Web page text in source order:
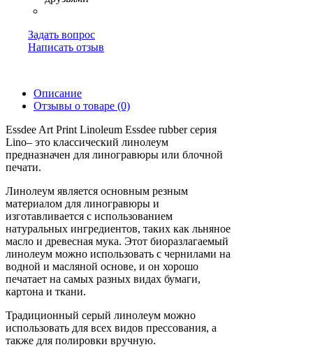
Задать вопрос
Написать отзыв
Описание
Отзывы о товаре (0)
Essdee Art Print Linoleum Essdee rubber серия
Lino– это классический линолеум
предназначен для линогравюры или блочной
печати.
Линолеум является основным резным
материалом для линогравюры и
изготавливается с использованием
натуральных ингредиентов, таких как льняное
масло и древесная мука. Этот биоразлагаемый
линолеум можно использовать с чернилами на
водной и масляной основе, и он хорошо
печатает на самых разных видах бумаги,
картона и ткани.
Традиционный серый линолеум можно
использовать для всех видов прессования, а
также для полировки вручную.